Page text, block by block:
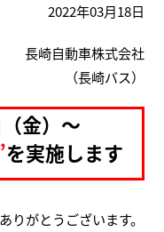
2022年03月18日
長崎自動車株式会社
（長崎バス）
金）～
を実施します
がとうございます。